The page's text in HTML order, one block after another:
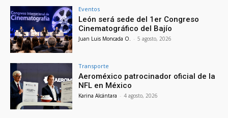
Eventos
León será sede del 1er Congreso
Cinematográfico del Bajío
Juan Luis Moncada O. - 5 agosto, 2026
Transporte
Aeroméxico patrocinador oficial de la
NFL en México
Karina Alcántara - 4 agosto, 2026